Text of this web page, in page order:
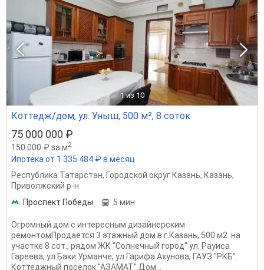
1 из 10
Коттедж/дом, ул. Уныш, 500 м², 8 соток
75 000 000 ₽
150 000 ₽ за м2
Ипотека от 1 335 484 ₽ в месяц
Республика Татарстан, Городской округ Казань, Казань,
Приволжский р-н
Проспект Победы
5 мин
Огромный дом с интересным дизайнерским
ремонтомПродаётся 3 этажный дом в г.Казань, 500 м2. на
участке 8 сот., рядом ЖК "Солнечный город" ул. Рауиса
Гареева, ул.Баки Урманче, ул.Гарифа Ахунова, ГАУЗ "РКБ".
Коттеджный посёлок "АЗАМАТ" Дом...